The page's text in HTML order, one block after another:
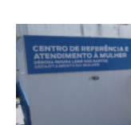
especializado